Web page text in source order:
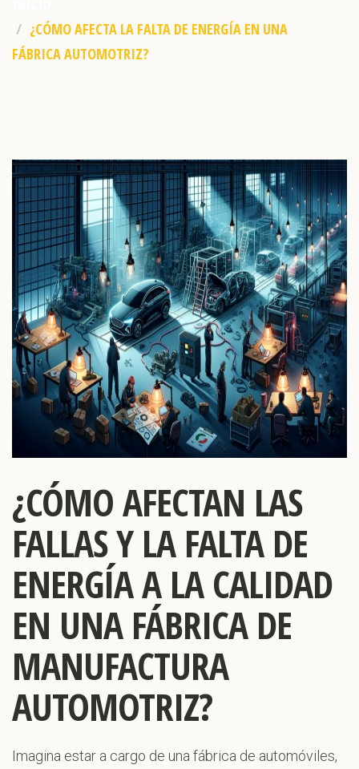
¿CÓMO AFECTA LA FALTA DE ENERGÍA EN UNA
FÁBRICA AUTOMOTRIZ?
¿CÓMO AFECTAN LAS
FALLAS Y LA FALTA DE
ENERGÍA A LA CALIDAD
EN UNA FÁBRICA DE
MANUFACTURA
AUTOMOTRIZ?
Imagina estar a cargo de una fábrica de automóviles,